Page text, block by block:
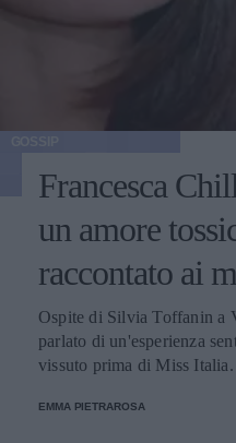
Francesca
un amore
raccontato ai
Ospite di Silvia Toffanin a
parlato di un'esperienza
vissuto prima di Miss Italia.
EMMA PIETRAROSA